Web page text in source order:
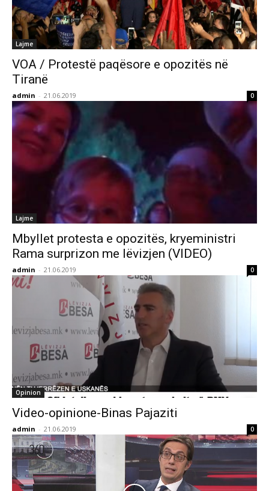
Lajme
VOA / Protestë paqësore e opozitës në
Tiranë
admin - 21.06.2019 0
Lajme
Mbyllet protesta e opozitës, kryeministri
Rama surprizon me lëvizjen (VIDEO)
admin - 21.06.2019 0
Opinion
Video-opinione-Binas Pajaziti
admin - 21.06.2019 0